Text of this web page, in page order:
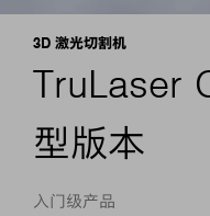
3D 激光切割机
TruLaser
型版本
入门级产品